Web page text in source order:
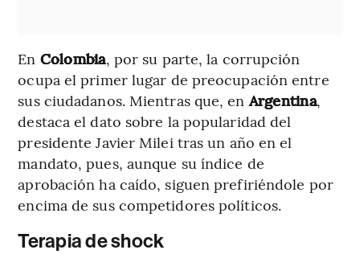
En Colombia, por su parte, la corrupción
ocupa el primer lugar de preocupación entre
sus ciudadanos. Mientras que, enArgentina,
destaca el dato sobre la popularidad del
presidente Javier Milei tras un año en el
mandato, pues, aunque su índice de
aprobación ha caído, siguen prefiriéndole por
encima de sus competidores políticos.
Terapia de shock